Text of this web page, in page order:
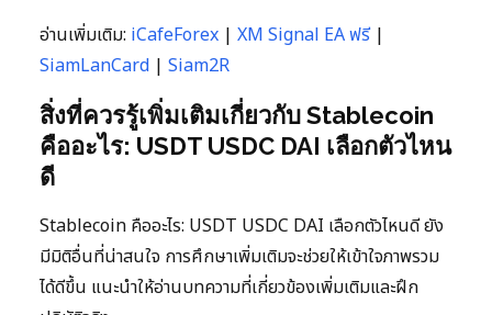
อ่านเพิ่มเติม: iCafeForex | XM Signal EA ฟรี|
SiamLanCard | Siam2R
สิ่งที่ควรรู้เพิ่มเติมเกี่ยวกับ Stablecoin
คืออะไร: USDT USDC DAI เลือกตัวไหน
ดี
Stablecoin คืออะไร: USDT USDC DAI เลือกตัวไหนดี ยัง
มีมิติอื่นที่น่าสนใจ การศึกษาเพิ่มเติมจะช่วยให้เข้าใจภาพรวม
ได้ดีขึ้น แนะนำให้อ่านบทความที่เกี่ยวข้องเพิ่มเติมและฝึก